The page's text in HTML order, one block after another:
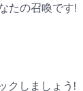
たの召喚です!
クしましょう!